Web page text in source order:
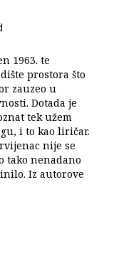
1963. te
prostora što
zauzeo u
Dotada je
tek užem
i to kao liričar.
nije se
tako nenadano
Iz autorove